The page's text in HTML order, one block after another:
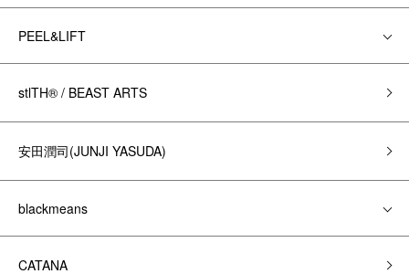
PEEL&LIFT
stlTH® / BEAST ARTS
安田潤司(JUNJI YASUDA)
blackmeans
CATANA